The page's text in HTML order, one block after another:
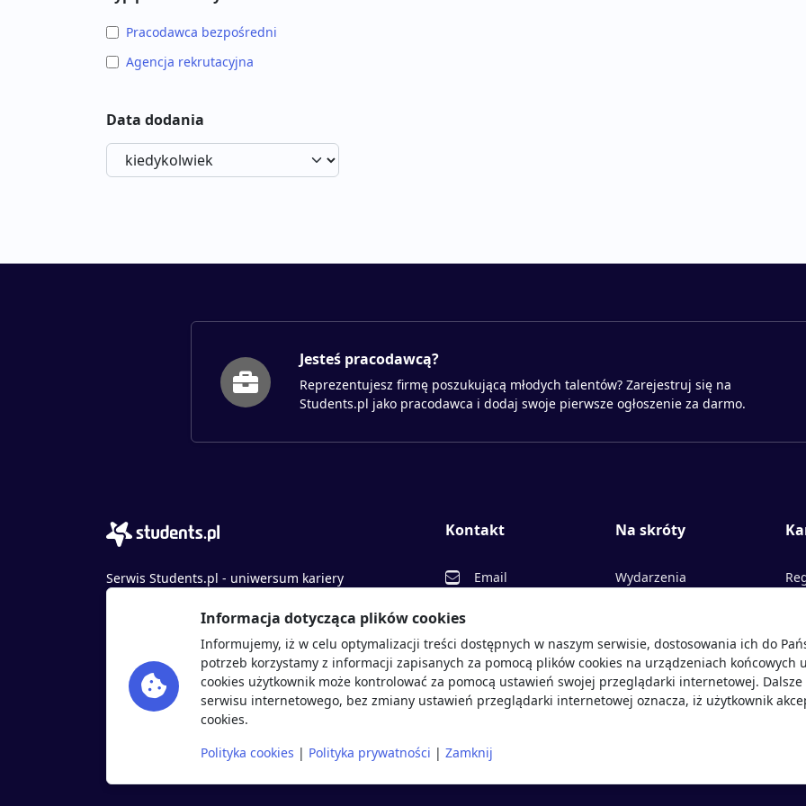
Pracodawca bezpośredni
Agencja rekrutacyjna
Data dodania
Jesteś pracodawcą?
Reprezentujesz firmę poszukującą młodych talentów? Zarejestruj się na
Students.pl jako pracodawca i dodaj swoje pierwsze ogłoszenie za darmo.
Serwis Students.pl - uniwersum kariery
© 2026 - Wszelkie prawa zastrzeżone
ul. Sybiraków 54, 37-700 Przemyśl
+48 518 637 436
NIP: 9452235137
Kontakt
Email
Twitter
LinkedIn
Na skróty
Wydarzenia
Rekrutujemy sprawdź
Polityka cookies
Polityka prywatności
Informacja dotycząca plików cookies
Informujemy, iż w celu optymalizacji treści dostępnych w naszym serwisie, dostosowania ich do
potrzeb korzystamy z informacji zapisanych za pomocą plików cookies na urządzeniach końcowych
cookies użytkownik może kontrolować za pomocą ustawień swojej przeglądarki internetowej.
serwisu internetowego, bez zmiany ustawień przeglądarki internetowej oznacza, iż użytkownik
cookies.
Polityka cookies | Polityka prywatności | Zamknij